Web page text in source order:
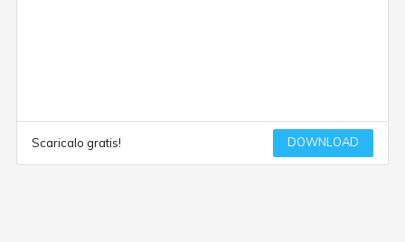
Scaricalo gratis! DOWNLOAD